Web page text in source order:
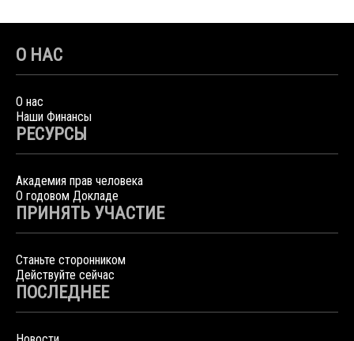
О НАС
О нас
Наши Финансы
РЕСУРСЫ
Академия прав человека
О годовом Докладе
ПРИНЯТЬ УЧАСТИЕ
Станьте сторонником
Действуйте сейчас
ПОСЛЕДНЕЕ